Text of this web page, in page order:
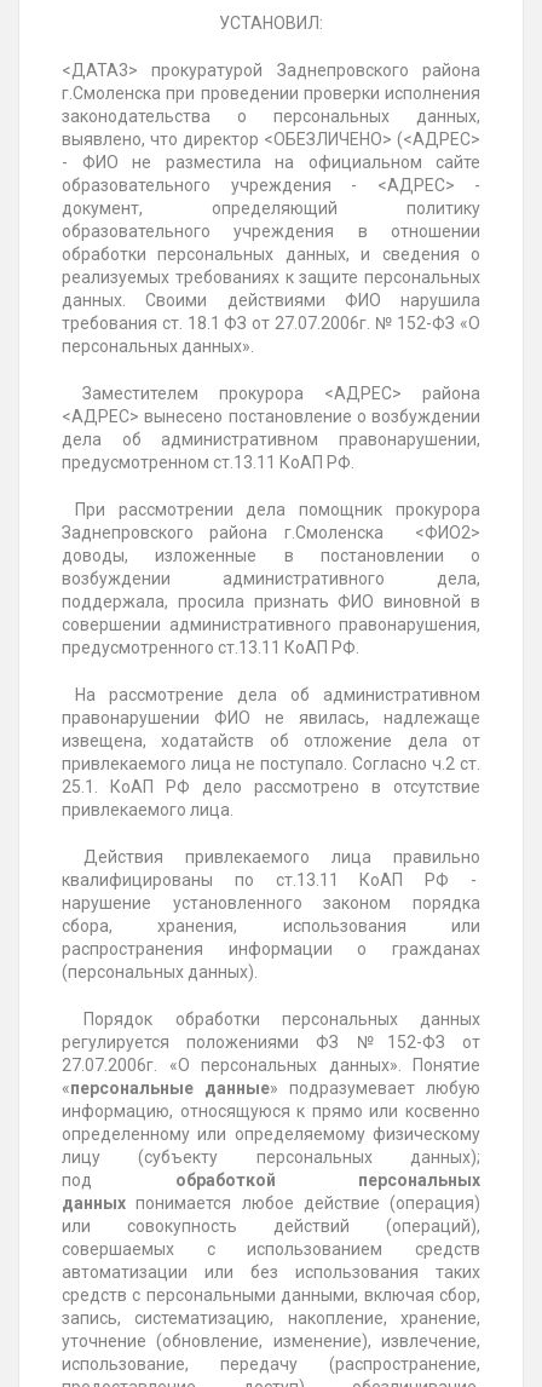
УСТАНОВИЛ:
<ДАТА3>прокуратурой Заднепровского района
г.Смоленска при проведении проверки исполнения
законодательства о персональных данных,
выявлено, что директор <ОБЕЗЛИЧЕНО> (<АДРЕС>
- ФИО не разместила на официальном сайте
образовательного учреждения - <АДРЕС> -
документ, определяющий политику
образовательного учреждения в отношении
обработки персональных данных, и сведения о
реализуемых требованиях к защите персональных
данных. Своими действиями ФИО
нарушила
требования ст. 18.1 ФЗ от 27.07.2006г. № 152-ФЗ «О
персональныхданных».
Заместителем прокурора <АДРЕС> района
<АДРЕС> вынесено постановление о возбуждении
дела об административном правонарушении,
предусмотренном ст.13.11 КоАП РФ.
При рассмотрении дела помощник прокурора
Заднепровского района г.Смоленска <ФИО2>
доводы, изложенные в постановлении о
возбуждении административного дела,
поддержала, просила признать ФИО виновной в
совершении административного правонарушения,
предусмотренного ст.13.11 КоАП РФ.
На рассмотрение дела об административном
правонарушении ФИО не явилась, надлежаще
извещена, ходатайств об отложение дела от
привлекаемого лица не поступало. Согласно ч.2 ст.
25.1. КоАП РФ дело рассмотрено в отсутствие
привлекаемого лица.
Действия привлекаемого лица правильно
квалифицированы по ст.13.11 КоАП РФ -
нарушение установленного законом порядка
сбора, хранения, использования или
распространения информации о гражданах
(персональных данных).
Порядок обработки персональных данных
регулируется положениями ФЗ №152-ФЗ от
27.07.2006г. «О персональных данных». Понятие
«персональные данные» подразумевает любую
информацию, относящуюся к прямо или косвенно
определенному или определяемому физическому
лицу (субъекту персональных данных);
под обработкой персональных
данных понимается любое действие (операция)
или совокупность действий (операций),
совершаемых с использованием средств
автоматизации или без использования таких
средств с персональными данными, включая сбор,
запись, систематизацию, накопление, хранение,
уточнение (обновление, изменение), извлечение,
использование, передачу (распространение,